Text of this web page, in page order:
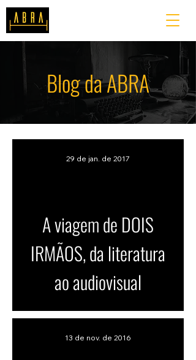
Blog da ABRA
A viagem de DOIS
IRMÃOS, da literatura
ao audiovisual
29 de jan. de 2017
13 de nov. de 2016